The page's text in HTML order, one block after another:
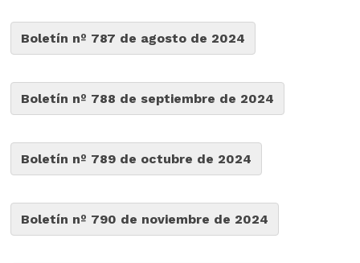
Boletín nº 787 de agosto de 2024
Boletín nº 788 de septiembre de 2024
Boletín nº 789 de octubre de 2024
Boletín nº 790 de noviembre de 2024